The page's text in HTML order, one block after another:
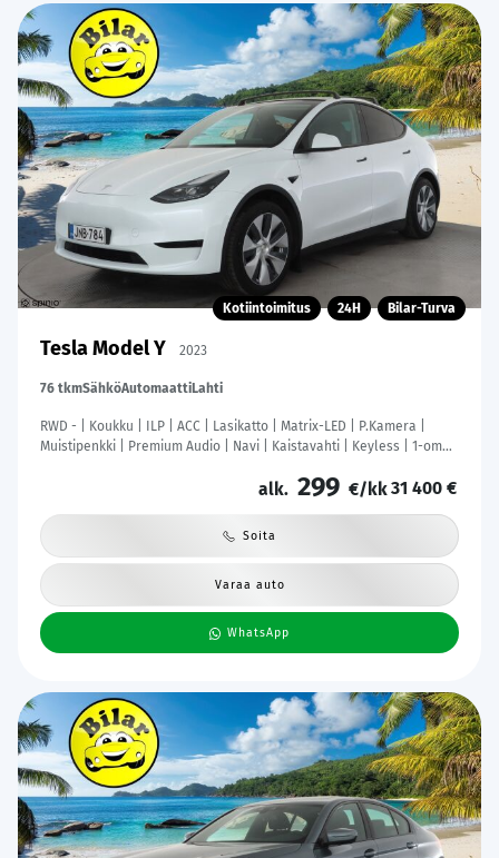
Kotiintoimitus 24H Bilar-Turva
Tesla Model Y 2023
76 tkmSähköAutomaattiLahti
RWD - | Koukku | ILP | ACC | Lasikatto | Matrix-LED | P.Kamera |
Muistipenkki | Premium Audio | Navi | Kaistavahti | Keyless | 1-om
alk. 299 €/kk31 400 €
Soita
Varaa auto
WhatsApp